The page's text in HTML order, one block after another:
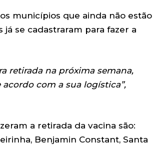
municípios que ainda não estão
se cadastraram para fazer a
retirada na próxima semana,
com a sua logística”,
a retirada da vacina são:
Benjamin Constant, Santa